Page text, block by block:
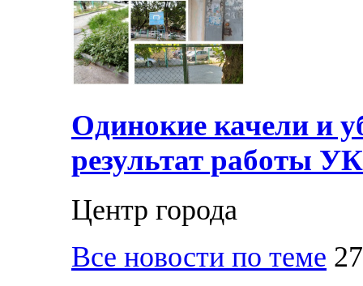
Одинокие качели и
результат работы
Центр города
Все новости по теме